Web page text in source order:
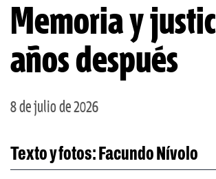
Memoria y
años después
8 de julio de 2026
Texto y fotos: Facundo Nívolo